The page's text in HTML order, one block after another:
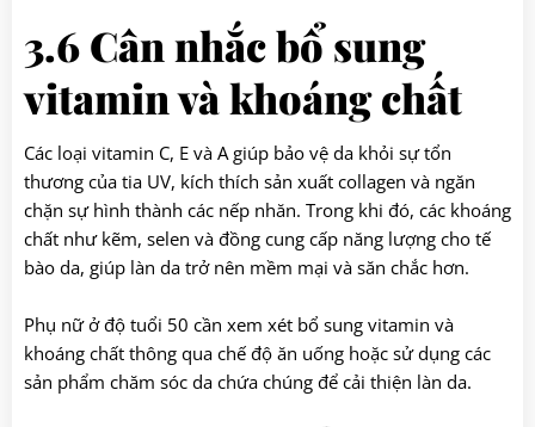
3.6 Cân nhắc bổ sung
vitamin và khoáng chất
Các loại vitamin C, E và A giúp bảo vệ da khỏi sự tổn
thương của tia UV, kích thích sản xuất collagen và ngăn
chặn sự hình thành các nếp nhăn. Trong khi đó, các khoáng
chất như kẽm, selen và đồng cung cấp năng lượng cho tế
bào da, giúp làn da trở nên mềm mại và săn chắc hơn.
Phụ nữ ở độ tuổi 50 cần xem xét bổ sung vitamin và
khoáng chất thông qua chế độ ăn uống hoặc sử dụng các
sản phẩm chăm sóc da chứa chúng để cải thiện làn da.